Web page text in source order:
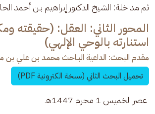
ثم مداخلة: الشيخ الدكتور إبراهيم بـن أحمد
المحور الثاني: العقل: (حقیقته
استنارته بالوحي الإلهي)
مقدم البحث: الداعية البـاحث محمد بن علي بن
تحميل البحث الثاني (نسخة الكترونية PDF)
عصر الخميس 1 محرم 1447هـ